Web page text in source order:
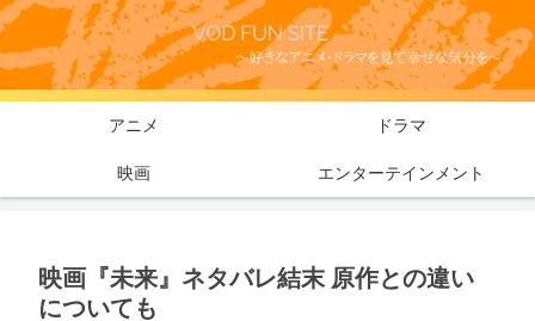
アニメ ドラマ
映画 エンターテインメント
映画『未来』ネタバレ結末 原作との違い
についても